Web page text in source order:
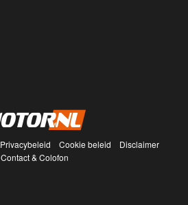
Privacybeleid Cookie beleid
Disclaimer
Contact & Colofon